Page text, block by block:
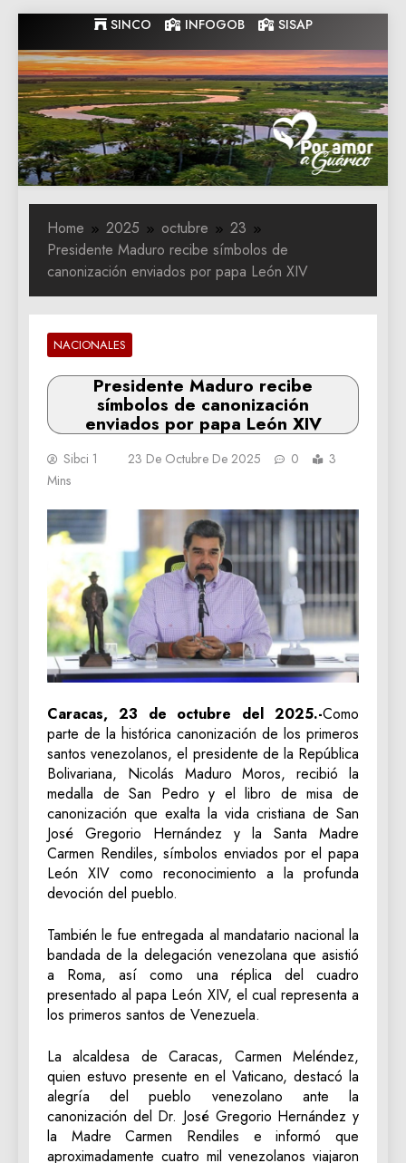
to
content
SINCO INFOGOB SISAP
Gobernacion
de Guarico
Gobernacion de Guarico
Home 2025 octubre
23
Presidente Maduro recibe símbolos de
canonización enviados por papa León XIV
NACIONALES
Presidente Maduro recibe
símbolos de canonización
enviados por papa León XIV
Sibci 1 23 De Octubre De 2025 0
3
Mins
Caracas, 23 de octubre del 2025.-Como
parte de la histórica canonización de los primeros
santos venezolanos, el presidente de la República
Bolivariana, Nicolás Maduro Moros, recibió la
medalla de San Pedro y el libro de misa de
canonización que exalta la vida cristiana de San
José Gregorio Hernández y la Santa Madre
Carmen Rendiles, símbolos enviados por el papa
León XIV como reconocimiento a la profunda
devoción del pueblo.
También le fue entregada al mandatario nacional la
bandada de la delegación venezolana que asistió
a Roma, así como una réplica del cuadro
presentado al papa León XIV, el cual representa a
los primeros santos de Venezuela.
La alcaldesa de Caracas, Carmen Meléndez,
quien estuvo presente en el Vaticano, destacó la
alegría del pueblo venezolano ante la
canonización del Dr. José Gregorio Hernández y
la Madre Carmen Rendiles e informó que
aproximadamente cuatro mil venezolanos viajaron